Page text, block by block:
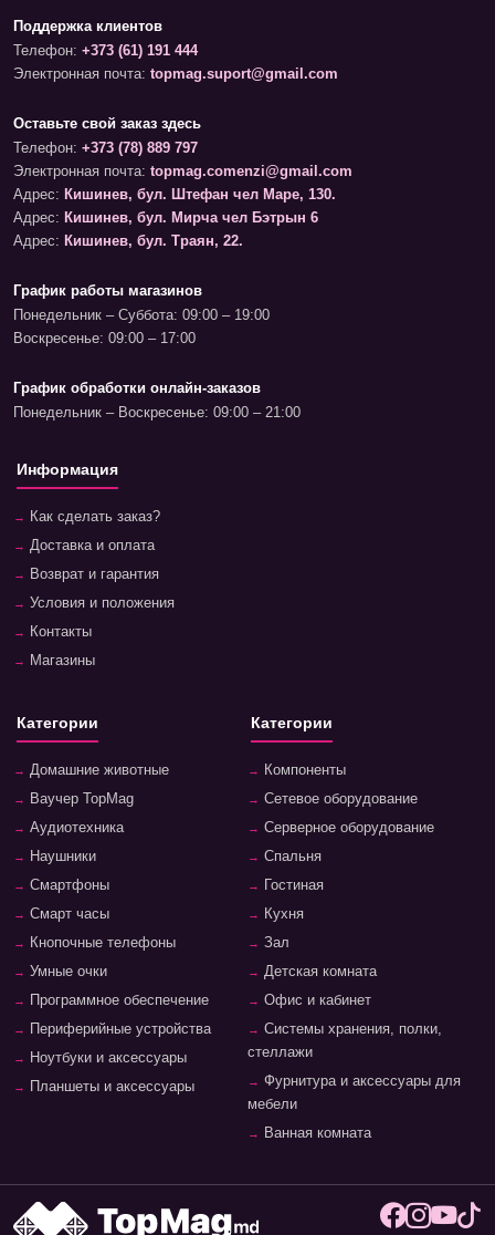
Поддержка клиентов
Телефон: +373 (61) 191 444
Электронная почта: topmag.suport@gmail.com
Оставьте свой заказ здесь
Телефон: +373 (78) 889 797
Электронная почта: topmag.comenzi@gmail.com
Адрес: Кишинев, бул. Штефан чел Маре, 130.
Адрес: Кишинев, бул. Мирча чел Бэтрын 6
Адрес: Кишинев, бул. Траян, 22.
График работы магазинов
Понедельник – Суббота: 09:00 – 19:00
Воскресенье: 09:00 – 17:00
График обработки онлайн-заказов
Понедельник – Воскресенье: 09:00 – 21:00
Информация
Как сделать заказ?
Доставка и оплата
Возврат и гарантия
Условия и положения
Контакты
Магазины
Категории
Домашние животные
Ваучер TopMag
Аудиотехника
Наушники
Смартфоны
Смарт часы
Кнопочные телефоны
Умные очки
Программное обеспечение
Периферийные устройства
Ноутбуки и аксессуары
Планшеты и аксессуары
Категории
Компоненты
Сетевое оборудование
Серверное оборудование
Спальня
Гостиная
Кухня
Зал
Детская комната
Офис и кабинет
Системы хранения, полки,
стеллажи
Фурнитура и аксессуары для
мебели
Ванная комната